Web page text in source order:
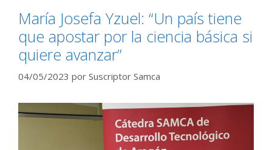
María Josefa Yzuel: “Un país tiene
que apostar por la ciencia básica si
quiere avanzar”
04/05/2023 por Suscriptor Samca